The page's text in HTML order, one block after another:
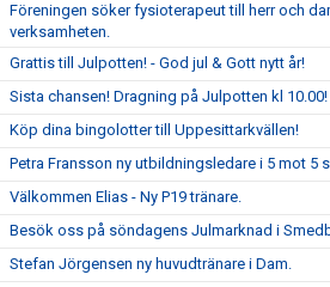
Föreningen söker fysioterapeut till herr och
verksamheten.
Grattis till Julpotten! - God jul & Gott nytt år!
Sista chansen! Dragning på Julpotten kl 10.00!
Köp dina bingolotter till Uppesittarkvällen!
Petra Fransson ny utbildningsledare i 5 mot 5
Välkommen Elias - Ny P19 tränare.
Besök oss på söndagens Julmarknad i
Stefan Jörgensen ny huvudtränare i Dam.